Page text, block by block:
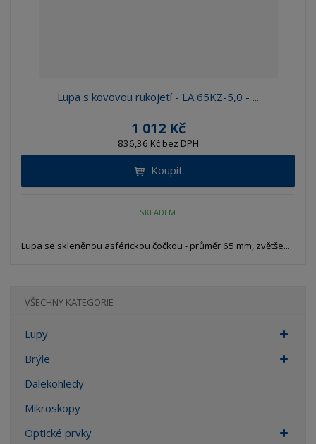
Lupa s kovovou rukojetí - LA 65KZ-5,0 - ...
1 012 Kč
836,36 Kč bez DPH
Koupit
SKLADEM
Lupa se skleněnou asférickou čočkou - průměr 65 mm, zvětše...
VŠECHNY KATEGORIE
Lupy
Brýle
Dalekohledy
Mikroskopy
Optické prvky